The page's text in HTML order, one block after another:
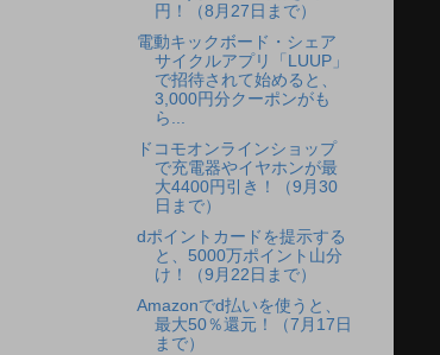
円！（8月27日まで）
電動キックボード・シェア
サイクルアプリ「LUUP」
で招待されて始めると、
3,000円分クーポンがも
ら...
ドコモオンラインショップ
で充電器やイヤホンが最
大4400円引き！（9月30
日まで）
dポイントカードを提示する
と、5000万ポイント山分
け！（9月22日まで）
Amazonでd払いを使うと、
最大50％還元！（7月17日
まで）